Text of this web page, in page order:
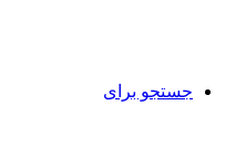
جستجو برای